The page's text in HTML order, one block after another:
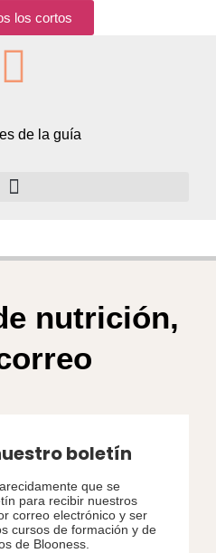
los cortos
de la guía
nutrición,
boletín
que se
para recibir nuestros
correo electrónico y ser
cursos de formación y de
de Blooness.